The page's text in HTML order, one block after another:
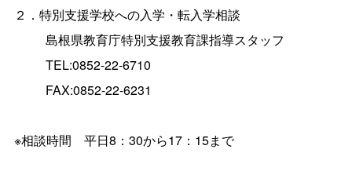
２．特別支援学校への入学・転入学相談
島根県教育庁特別支援教育課指導スタッフ
TEL:0852-22-6710
FAX:0852-22-6231
※相談時間 平日8：30から17：15まで